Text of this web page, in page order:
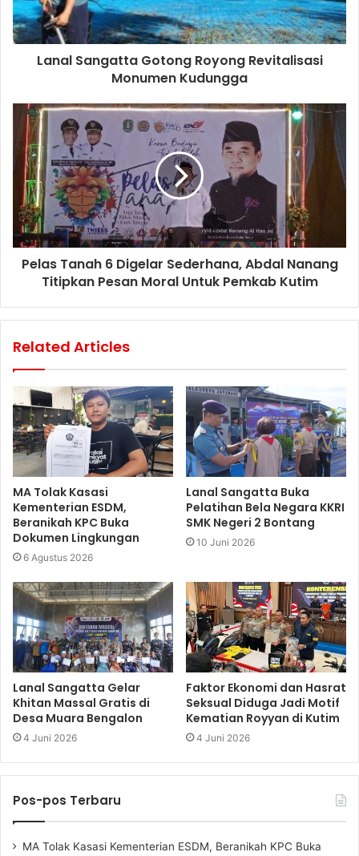
Lanal Sangatta Gotong Royong Revitalisasi
Monumen Kudungga
Pelas Tanah 6 Digelar Sederhana, Abdal Nanang
Titipkan Pesan Moral Untuk Pemkab Kutim
Related Articles
MA Tolak Kasasi
Kementerian ESDM,
Beranikah KPC Buka
Dokumen Lingkungan
6 Agustus 2026
Lanal Sangatta Buka
Pelatihan Bela Negara KKRI
SMK Negeri 2 Bontang
10 Juni 2026
Lanal Sangatta Gelar
Khitan Massal Gratis di
Desa Muara Bengalon
4 Juni 2026
Faktor Ekonomi dan Hasrat
Seksual Diduga Jadi Motif
Kematian Royyan di Kutim
4 Juni 2026
Pos-pos Terbaru
MA Tolak Kasasi Kementerian ESDM, Beranikah KPC Buka